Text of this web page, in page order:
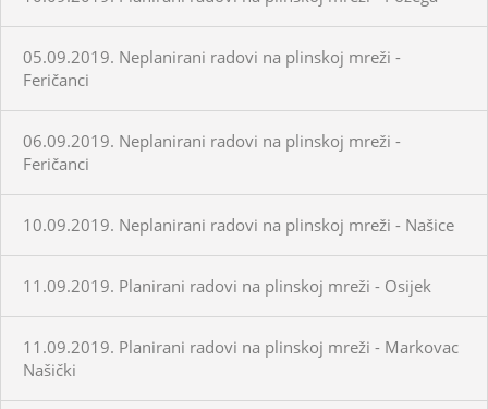
05.09.2019. Neplanirani radovi na plinskoj mreži -
Feričanci
06.09.2019. Neplanirani radovi na plinskoj mreži -
Feričanci
10.09.2019. Neplanirani radovi na plinskoj mreži - Našice
11.09.2019. Planirani radovi na plinskoj mreži - Osijek
11.09.2019. Planirani radovi na plinskoj mreži - Markovac
Našički